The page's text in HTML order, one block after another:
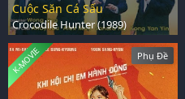
Cuộc Săn Cá Sấu
Crocodile Hunter (1989)
Phụ Đề
K-MOVIE